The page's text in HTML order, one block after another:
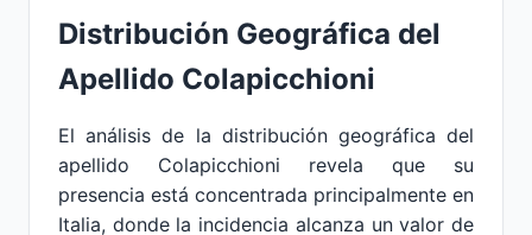
Distribución Geográfica del
Apellido Colapicchioni
El análisis de la distribución geográfica del
apellido Colapicchioni revela que su
presencia está concentrada principalmente en
Italia, donde la incidencia alcanza un valor de